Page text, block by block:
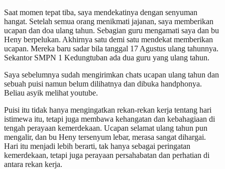
Saat momen tepat tiba, saya mendekatinya dengan senyuman
hangat. Setelah semua orang menikmati jajanan, saya memberikan
ucapan dan doa ulang tahun. Sebagian guru mengamati saya dan bu
Heny berpelukan. Akhirnya satu demi satu mendekat memberikan
ucapan. Mereka baru sadar bila tanggal 17 Agustus ulang tahunnya.
Sekantor SMPN 1 Kedungtuban ada dua guru yang ulang tahun.
Saya sebelumnya sudah mengirimkan chats ucapan ulang tahun dan
sebuah puisi namun belum dilihatnya dan dibuka handphonya.
Beliau asyik melihat youtube.
Puisi itu tidak hanya mengingatkan rekan-rekan kerja tentang hari
istimewa itu, tetapi juga membawa kehangatan dan kebahagiaan di
tengah perayaan kemerdekaan. Ucapan selamat ulang tahun pun
mengalir, dan bu Heny tersenyum lebar, merasa sangat dihargai.
Hari itu menjadi lebih berarti, tak hanya sebagai peringatan
kemerdekaan, tetapi juga perayaan persahabatan dan perhatian di
antara rekan kerja.